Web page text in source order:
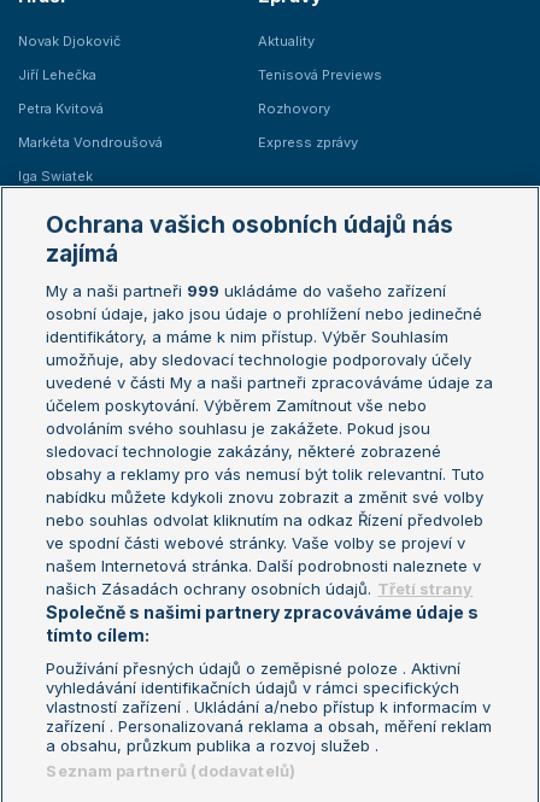
Novak Djokovič
Jiří Lehečka
Petra Kvitová
Markéta Vondroušová
Iga Swiatek
Aktuality
Tenisová Previews
Rozhovory
Express zprávy
Žebříčky
Žebříček ATP (muži)
Žebříček WTA (ženy)
Sázkařský žebříček
Australian Open
French Open
Wimbledon
US Open
Turnaj mistrů
Turnaj mistryň
Aktualní trendy
Fotbalové přestupy
Livesport Daily
LS Prague Open
Podmínky užití
Nastavení soukromí
GDPR a žurnalistika
Reklama
Kontakt
Informace o zpracování osobních
údajů
Ochrana vašich osobních údajů nás
zajímá
My a naši partneři 999 ukládáme do vašeho zařízení
osobní údaje, jako jsou údaje o prohlížení nebo jedinečné
identifikátory, a máme k nim přístup. Výběr Souhlasím
umožňuje, aby sledovací technologie podporovaly účely
uvedené v části My a naši partneři zpracováváme údaje za
účelem poskytování. Výběrem Zamítnout vše nebo
odvoláním svého souhlasu je zakážete. Pokud jsou
sledovací technologie zakázány, některé zobrazené
obsahy a reklamy pro vás nemusí být tolik relevantní. Tuto
nabídku můžete kdykoli znovu zobrazit a změnit své volby
nebo souhlas odvolat kliknutím na odkaz Řízení předvoleb
ve spodní části webové stránky. Vaše volby se projeví v
našem Internetová stránka. Další podrobnosti naleznete v
našich Zásadách ochrany osobních údajů. Třetí strany
Společně s našimi partnery zpracováváme údaje s
tímto cílem:
Používání přesných údajů o zeměpisné poloze . Aktivní
vyhledávání identifikačních údajů v rámci specifických
vlastností zařízení . Ukládání a/nebo přístup k informacím v
zařízení . Personalizovaná reklama a obsah, měření reklam
a obsahu, průzkum publika a rozvoj služeb .
Seznam partnerů (dodavatelů)